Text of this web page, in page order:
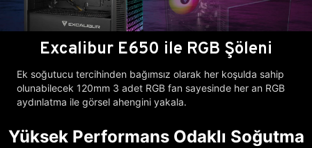
Excalibur E650 ile RGB Şöleni
Ek soğutucu tercihinden bağımsız olarak her koşulda sahip
olunabilecek 120mm 3 adet RGB fan sayesinde her an RGB
aydınlatma ile görsel ahengini yakala.
Yüksek Performans Odaklı Soğutma